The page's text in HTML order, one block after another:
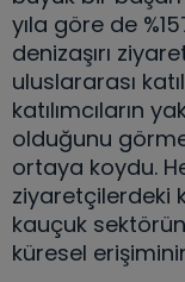
yıla göre de
denizaşırı
uluslararası
katılımcıların
olduğunu
ortaya koydu.
ziyaretçilerdeki
kauçuk
küresel